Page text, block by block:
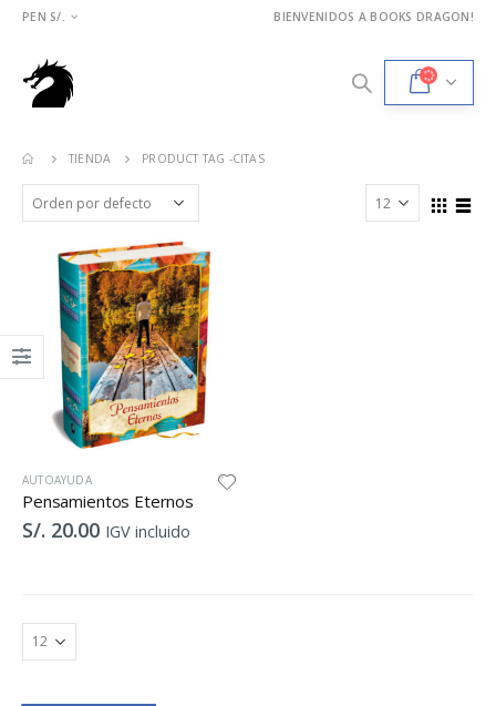
PEN S/. BIENVENIDOS A BOOKS DRAGON!
TIENDA PRODUCT TAG -CITAS
AUTOAYUDA
Pensamientos Eternos
S/. 20.00 IGV incluido